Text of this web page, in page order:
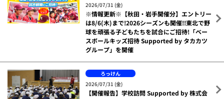
2026/07/31 (金)
※情報更新※【秋田・岩手開催分】エントリー
は8/6(木)まで!2026シーズンも開催!!東北で野
球を頑張る子どもたちを試合にご招待!「ベー
スボールキッズ招待 Supported by タカカツ
グループ」を開催
ろっけん
2026/07/31 (金)
【開催報告】学校訪問 Supported by 株式会